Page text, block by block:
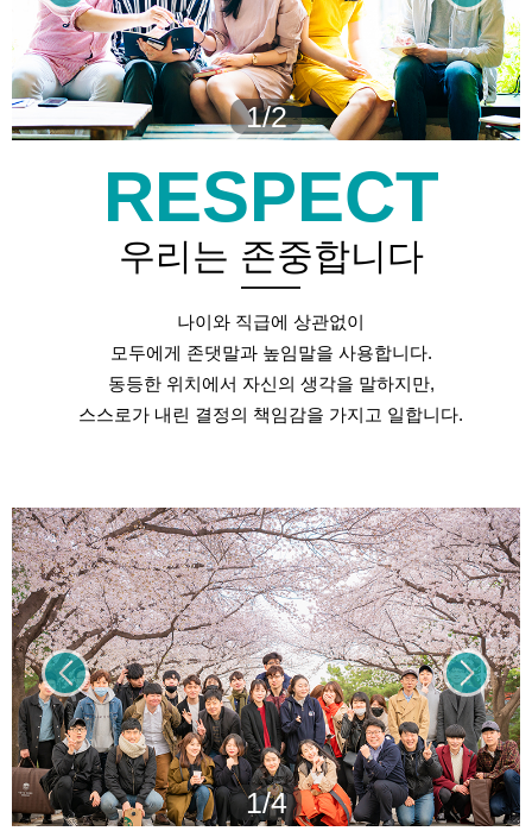
1/2
RESPECT
우리는 존중합니다
나이와 직급에 상관없이
모두에게 존댓말과 높임말을 사용합니다.
동등한 위치에서 자신의 생각을 말하지만,
스스로가 내린 결정의 책임감을 가지고 일합니다.
1/4